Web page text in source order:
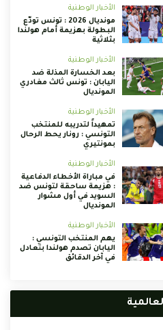
الأخبار الوطنية
مونديال 2026 : تونس تودّع
البطولة بهزيمة أمام هولندا
بثلاثية
الأخبار الوطنية
بعد الخسارة المذلة ضد
اليابان : تونس ثالث مغادري
المونديال
الأخبار الوطنية
تمهيداً لتدريبه للمنتخب
التونسي : رونار يحط الرحال
بمونتيري
الأخبار الوطنية
في مباراة الأخطاء الدفاعية
: هزيمة ساحقة لتونس ضد
السويد في أول مشوار
المونديال
الأخبار الوطنية
يهم المنتخب التونسي :
اليابان تصدم هولندا بتعادل
في آخر الدقائق